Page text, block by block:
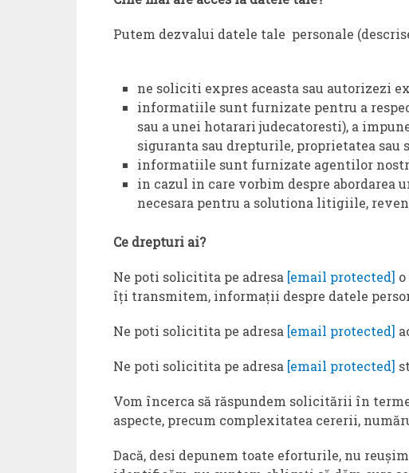
Putem dezvalui datele tale personale
ne soliciti expres aceasta sau autorizezi
informatiile sunt furnizate pentru a
sau a unei hotarari judecatoresti), a
siguranta sau drepturile, proprietatea
informatiile sunt furnizate agentilor
in cazul in care vorbim despre abordarea
necesara pentru a solutiona litigiile,
Ce drepturi ai?
Ne poti solicitita pe adresa [email protected]
îți transmitem, informații despre datele
Ne poti solicitita pe adresa [email protected]
Ne poti solicitita pe adresa [email protected]
Vom încerca să răspundem solicitării în
aspecte, precum complexitatea cererii,
Dacă, desi depunem toate eforturile, nu